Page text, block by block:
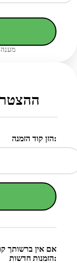
מענה
הזן קוד הזמנה:
אם אין ברשותך
הזמנות חדשות: